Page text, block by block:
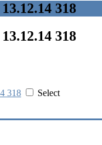
318
318
Select